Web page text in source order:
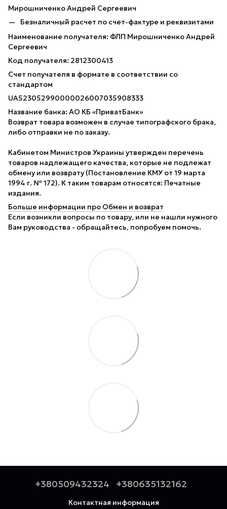
Мирошниченко Андрей Сергеевич
Безналичный расчет по счет-фактуре и реквизитами
Наименование получателя: ФЛП Мирошниченко Андрей
Сергеевич
Код получателя: 2812300413
Счет получателя в формате в соответствии со
стандартом
UA523052990000026007035908333
Название банка: АО КБ «ПриватБанк»
Возврат товара возможен в случае типографского брака,
либо отправки не по заказу.
Кабинетом Министров Украины утвержден перечень
товаров надлежащего качества, которые не подлежат
обмену или возврату (Постановление КМУ от 19 марта
1994 г. № 172). К таким товарам относятся: Печатные
издания.
Больше информации про Обмен и возврат
Если возникли вопросы по товару, или не нашли нужного
Вам руководства - обращайтесь, попробуем помочь.
+380509432324 +380635132162
Контактная информация